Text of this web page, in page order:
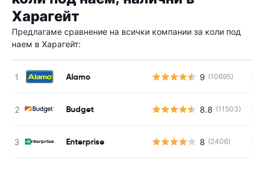
Харагейт
Предлагаме сравнение на всички компании за коли под
наем в Харагейт:
Alamo 9 (10695)
Budget 8.8 (11503)
Enterprise 8 (2406)